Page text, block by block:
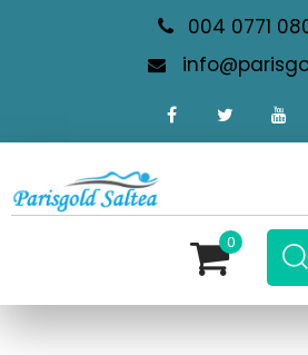
004 0771
0